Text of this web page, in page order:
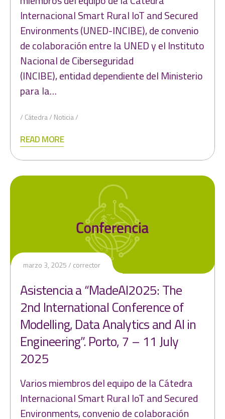
Internacional Smart Rural IoT and Secured
Environments (UNED-INCIBE), de convenio
de colaboración entre la UNED y el Instituto
Nacional de Ciberseguridad
(INCIBE), entidad dependiente del Ministerio
para la…
Cátedra Noticia
READ MORE
marzo 3, 2025 corrector
Asistencia a “MadeAI2025: The
2nd International Conference of
Modelling, Data Analytics and AI in
Engineering”. Porto, 7 – 11 July
2025
Varios miembros del equipo de la Cátedra
Internacional Smart Rural IoT and Secured
Environments, convenio de colaboración